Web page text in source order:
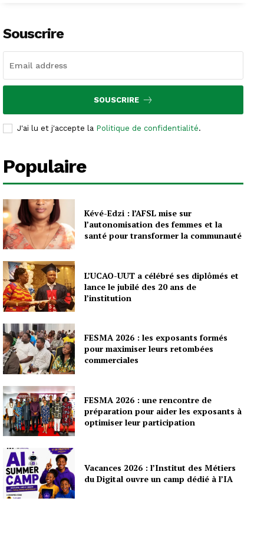
Souscrire
SOUSCRIRE
J'ai lu et j'accepte la Politique de confidentialité.
Populaire
Kévé-Edzi : l’AFSL mise sur
l’autonomisation des femmes et la
santé pour transformer la communauté
L’UCAO-UUT a célébré ses diplômés et
lance le jubilé des 20 ans de
l’institution
FESMA 2026 : les exposants formés
pour maximiser leurs retombées
commerciales
FESMA 2026 : une rencontre de
préparation pour aider les exposants à
optimiser leur participation
Vacances 2026 : l’Institut des Métiers
du Digital ouvre un camp dédié à l’IA